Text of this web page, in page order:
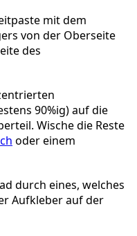
mit dem
von der Oberseite
des
90%ig) auf die
Wische die Reste
oder einem
durch eines, welches
Aufkleber auf der